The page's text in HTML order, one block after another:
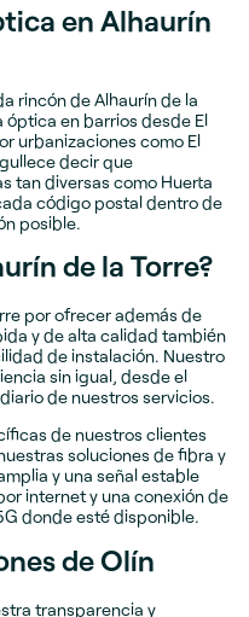
en Alhaurín
rincón de Alhaurín de la
en barrios desde El
urbanizaciones como El
decir que
tan diversas como Huerta
código postal dentro de
posible.
de la Torre?
por ofrecer además de
y de alta calidad también
de instalación. Nuestro
sin igual, desde el
de nuestros servicios.
de nuestros clientes
soluciones de fibra y
y una señal estable
internet y una conexión de
donde esté disponible.
de Olín
transparencia y